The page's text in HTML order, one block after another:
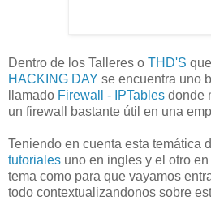
Dentro de los Talleres o THD'S
HACKING DAY se encuentra uno
llamado Firewall - IPTables donde
un firewall bastante útil en una
Teniendo en cuenta esta temática
tutoriales uno en ingles y el otro
tema como para que vayamos
todo contextualizandonos sobre